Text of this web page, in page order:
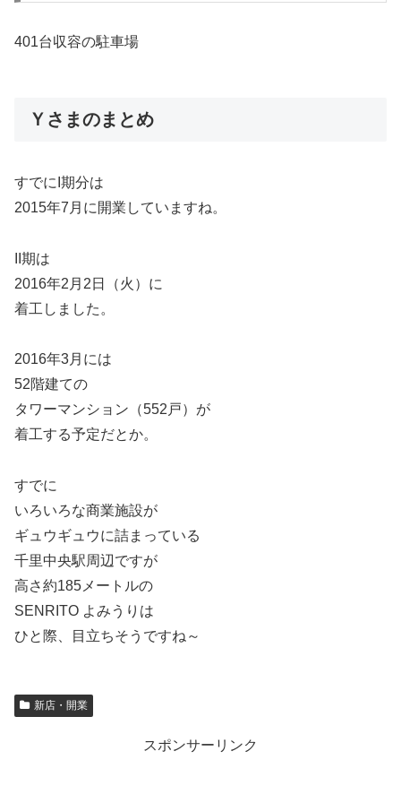
401台収容の駐車場
Ｙさまのまとめ
すでにI期分は
2015年7月に開業していますね。
II期は
2016年2月2日（火）に
着工しました。
2016年3月には
52階建ての
タワーマンション（552戸）が
着工する予定だとか。
すでに
いろいろな商業施設が
ギュウギュウに詰まっている
千里中央駅周辺ですが
高さ約185メートルの
SENRITO よみうりは
ひと際、目立ちそうですね～
新店・開業
スポンサーリンク